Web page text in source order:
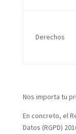
Derechos
Nos importa tu
En concreto, el
Datos (RGPD)